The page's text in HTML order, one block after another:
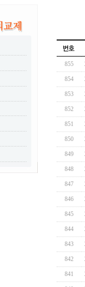
855
854
853
852
851
850
849
848
847
846
845
844
843
842
841